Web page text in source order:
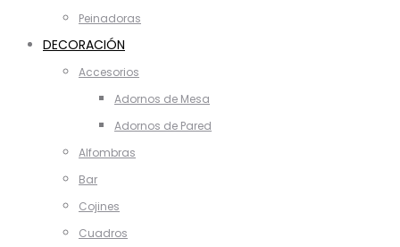
Peinadoras
DECORACIÓN
Accesorios
Adornos de Mesa
Adornos de Pared
Alfombras
Bar
Cojines
Cuadros